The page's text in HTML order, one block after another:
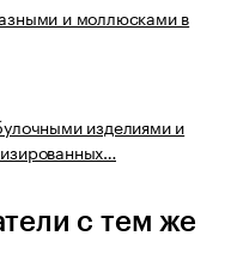
и моллюсками в
изделиями и
с тем же